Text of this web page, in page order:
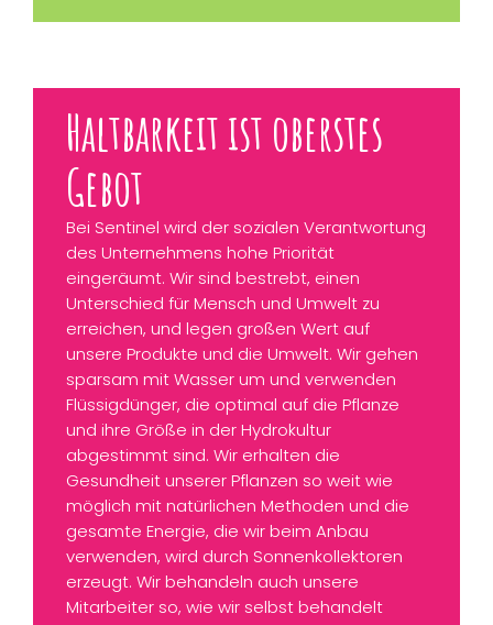
Haltbarkeit ist oberstes
Gebot
Bei Sentinel wird der sozialen Verantwortung
des Unternehmens hohe Priorität
eingeräumt. Wir sind bestrebt, einen
Unterschied für Mensch und Umwelt zu
erreichen, und legen großen Wert auf
unsere Produkte und die Umwelt. Wir gehen
sparsam mit Wasser um und verwenden
Flüssigdünger, die optimal auf die Pflanze
und ihre Größe in der Hydrokultur
abgestimmt sind. Wir erhalten die
Gesundheit unserer Pflanzen so weit wie
möglich mit natürlichen Methoden und die
gesamte Energie, die wir beim Anbau
verwenden, wird durch Sonnenkollektoren
erzeugt. Wir behandeln auch unsere
Mitarbeiter so, wie wir selbst behandelt